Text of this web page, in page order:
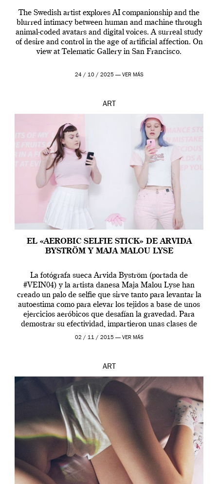
The Swedish artist explores AI companionship and the
blurred intimacy between human and machine through
animal-coded avatars and digital voices. A surreal study
of desire and control in the age of artificial affection. On
view at Telematic Gallery in San Francisco.
24 / 10 / 2025 — VER MÁS
ART
EL «AEROBIC SELFIE STICK» DE ARVIDA
BYSTRÖM Y MAJA MALOU LYSE
La fotógrafa sueca Arvida Byström (portada de
#VEIN04) y la artista danesa Maja Malou Lyse han
creado un palo de selfie que sirve tanto para levantar la
autoestima como para elevar los tejidos a base de unos
ejercicios aeróbicos que desafían la gravedad. Para
demostrar su efectividad, impartieron unas clases de
prueba en el Tate […]
02 / 11 / 2015 — VER MÁS
ART